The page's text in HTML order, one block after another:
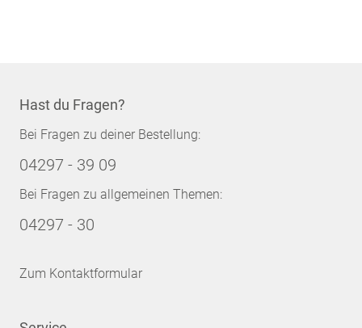
Hast du Fragen?
Bei Fragen zu deiner Bestellung:
04297 - 39 09
Bei Fragen zu allgemeinen Themen:
04297 - 30
Zum Kontaktformular